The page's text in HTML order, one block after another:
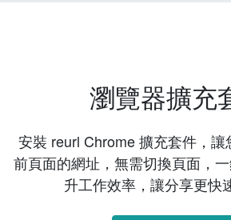
瀏覽器擴充
安裝 reurl Chrome 擴充套件，
前頁面的網址，無需切換頁面，
升工作效率，讓分享更快